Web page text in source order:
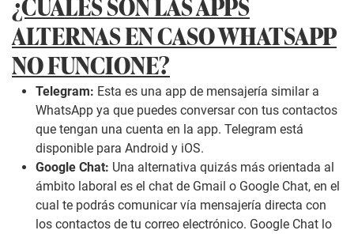
ALTERNAS EN CASO WHATSAPP
NO FUNCIONE?
Telegram: Esta es una app de mensajería similar a
WhatsApp ya que puedes conversar con tus contactos
que tengan una cuenta en la app. Telegram está
disponible para Android y iOS.
Google Chat: Una alternativa quizás más orientada al
ámbito laboral es el chat de Gmail o Google Chat, en el
cual te podrás comunicar vía mensajería directa con
los contactos de tu correo electrónico. Google Chat lo